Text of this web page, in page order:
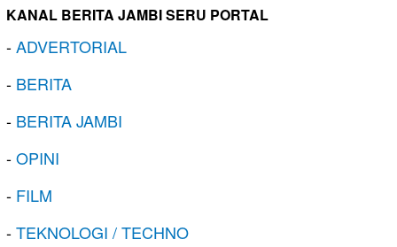
KANAL BERITA JAMBI SERU PORTAL
-ADVERTORIAL
- BERITA
- BERITA JAMBI
-OPINI
- FILM
-TEKNOLOGI / TECHNO